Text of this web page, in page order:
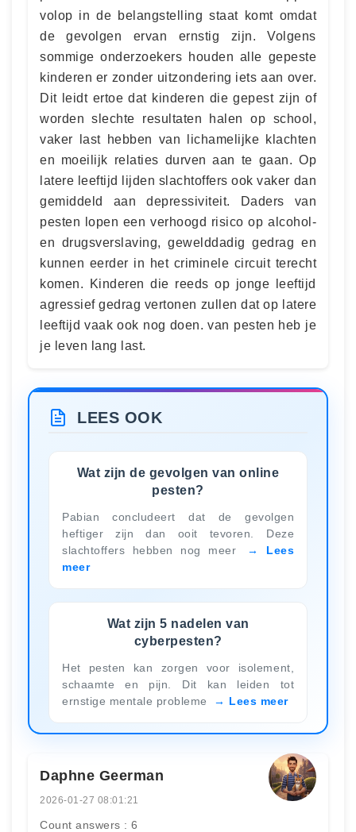
volop in de belangstelling staat komt omdat
de gevolgen ervan ernstig zijn. Volgens
sommige onderzoekers houden alle gepeste
kinderen er zonder uitzondering iets aan over.
Dit leidt ertoe dat kinderen die gepest zijn of
worden slechte resultaten halen op school,
vaker last hebben van lichamelijke klachten
en moeilijk relaties durven aan te gaan. Op
latere leeftijd lijden slachtoffers ook vaker dan
gemiddeld aan depressiviteit. Daders van
pesten lopen een verhoogd risico op alcohol-
en drugsverslaving, gewelddadig gedrag en
kunnen eerder in het criminele circuit terecht
komen. Kinderen die reeds op jonge leeftijd
agressief gedrag vertonen zullen dat op latere
leeftijd vaak ook nog doen. van pesten heb je
je leven lang last.
LEES OOK
Wat zijn de gevolgen van online
pesten?
Pabian concludeert dat de gevolgen
heftiger zijn dan ooit tevoren. Deze
slachtoffers hebben nog meer
Lees
meer
Wat zijn 5 nadelen van
cyberpesten?
Het pesten kan zorgen voor isolement,
schaamte en pijn. Dit kan leiden tot
ernstige mentale probleme
Lees meer
Daphne Geerman
2026-01-27 08:01:21
Count answers : 6